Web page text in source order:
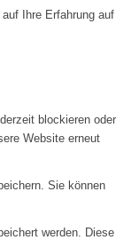
Ihre Erfahrung auf
blockieren oder
Website erneut
Sie können
werden. Diese